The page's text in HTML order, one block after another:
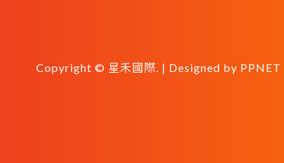
Copyright © 星禾國際. | Designed by PPNET